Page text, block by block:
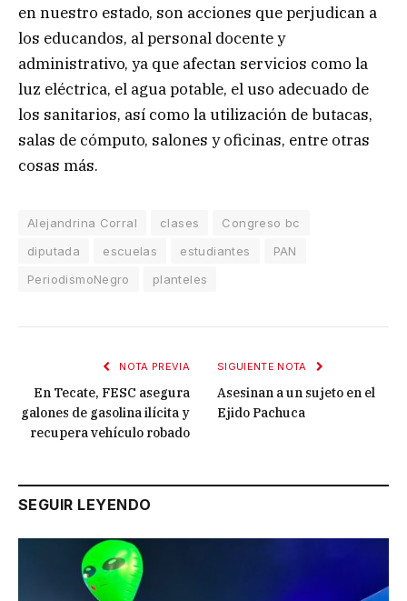
en nuestro estado, son acciones que perjudican a
los educandos, al personal docente y
administrativo, ya que afectan servicios como la
luz eléctrica, el agua potable, el uso adecuado de
los sanitarios, así como la utilización de butacas,
salas de cómputo, salones y oficinas, entre otras
cosas más.
Alejandrina Corral clases
Congreso bc
diputada
escuelas estudiantes
PAN
PeriodismoNegro
planteles
NOTA PREVIA
En Tecate, FESC asegura
galones de gasolina ilícita y
recupera vehículo robado
SIGUIENTE NOTA
Asesinan a un sujeto en el
Ejido Pachuca
SEGUIR LEYENDO